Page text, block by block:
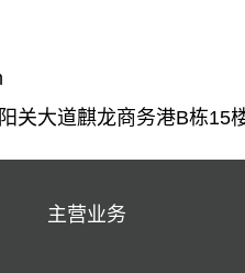
关大道麒龙商务港B栋15
主营业务